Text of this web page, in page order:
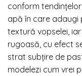
conform
apă în care adaugi
textură vopselei,
rugoasă, cu efect
strat subțire de
modelezi cum vrei